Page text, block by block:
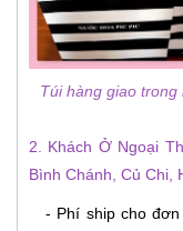
Túi hàng giao trong
2. Khách Ở Ngoại
Bình Chánh, Củ Chi,
- Phí ship cho